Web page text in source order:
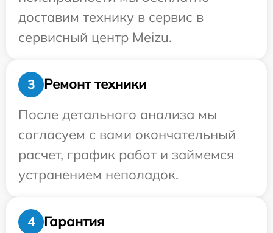
доставим технику в сервис в
сервисный центр Meizu.
3
Ремонт техники
После детального анализа мы
согласуем с вами окончательный
расчет, график работ и займемся
устранением неполадок.
4 Гарантия